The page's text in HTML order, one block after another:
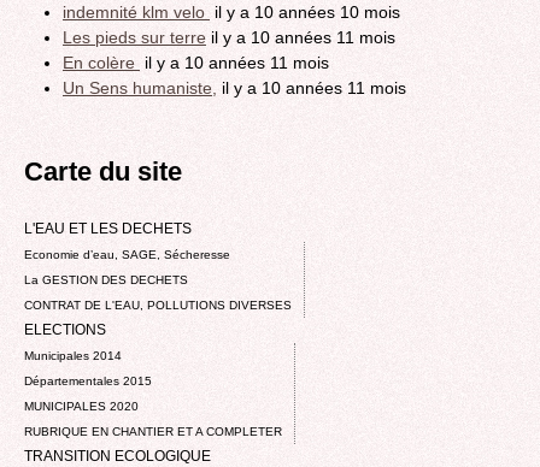
indemnité klm velo il y a 10 années 10 mois
Les pieds sur terre il y a 10 années 11 mois
En colère il y a 10 années 11 mois
Un Sens humaniste, il y a 10 années 11 mois
Carte du site
L'EAU ET LES DECHETS
Economie d’eau, SAGE, Sécheresse
La GESTION DES DECHETS
CONTRAT DE L'EAU, POLLUTIONS DIVERSES
ELECTIONS
Municipales 2014
Départementales 2015
MUNICIPALES 2020
RUBRIQUE EN CHANTIER ET A COMPLETER
TRANSITION ECOLOGIQUE